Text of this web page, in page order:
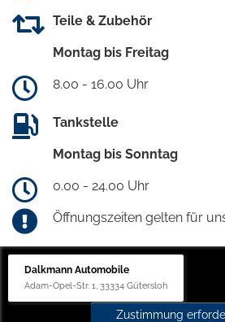
Teile & Zubehör
Montag bis Freitag
8.00 - 16.00 Uhr
Tankstelle
Montag bis Sonntag
0.00 - 24.00 Uhr
Öffnungszeiten gelten für
Dalkmann Automobile
Adam-Opel-Str. 1, 33334 Gütersloh
Zustimmung